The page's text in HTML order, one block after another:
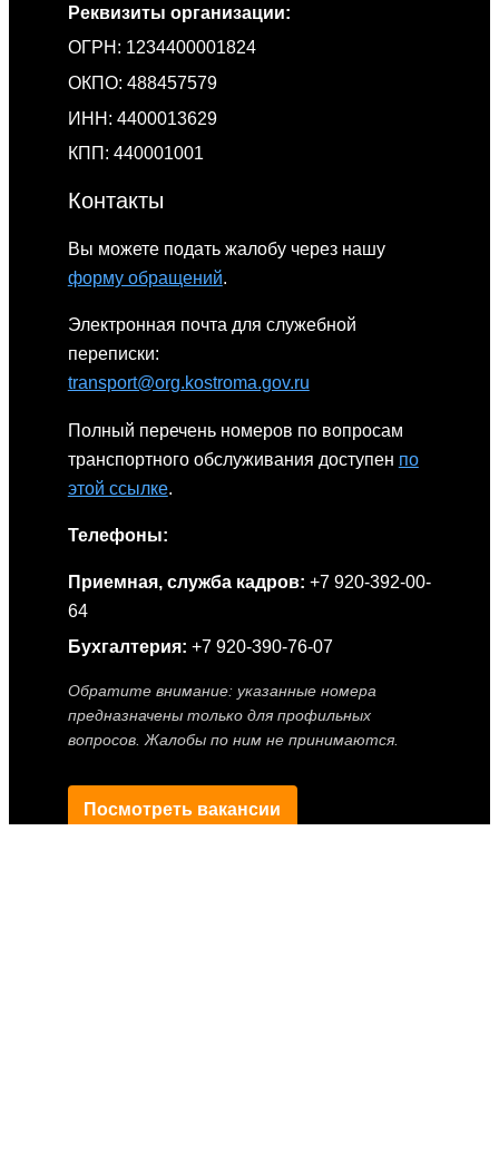
Реквизиты организации:
ОГРН: 1234400001824
ОКПО: 488457579
ИНН: 4400013629
КПП: 440001001
Контакты
Вы можете подать жалобу через нашу
форму обращений.
Электронная почта для служебной
переписки:
transport@org.kostroma.gov.ru
Полный перечень номеров по вопросам
транспортного обслуживания доступен по
этой ссылке.
Телефоны:
Приемная, служба кадров: +7 920-392-00-
64
Бухгалтерия: +7 920-390-76-07
Обратите внимание: указанные номера
предназначены только для профильных
вопросов. Жалобы по ним не принимаются.
Посмотреть вакансии